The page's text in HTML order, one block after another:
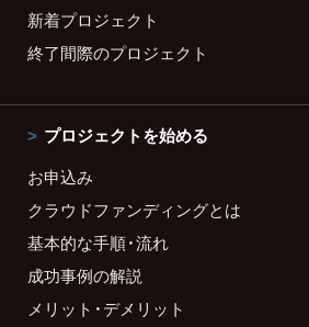
新着プロジェクト
終了間際のプロジェクト
プロジェクトを始める
お申込み
クラウドファンディングとは
基本的な手順・流れ
成功事例の解説
メリット・デメリット